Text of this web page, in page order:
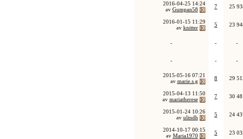
2016-04-25 14:24
av Gumpan58 7 25
2016-01-15 11:29
av knitter 5 23
- - -
- - -
2015-05-16 07:21
av marie.s.g 8 29
2015-04-13 11:50
av mariatherese 7 30
2015-01-24 10:26
av ulindh 5 24
2014-10-17 00:15
av Maria1970 5 23